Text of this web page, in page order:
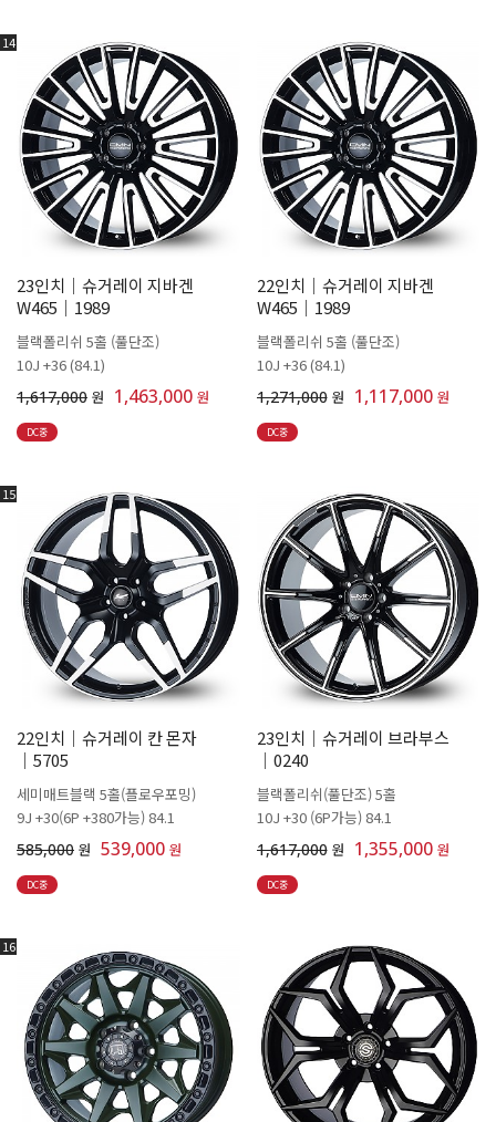
14
23인치│슈거레이 지바겐
W465│1989
블랙폴리쉬 5홀 (풀단조)
10J +36 (84.1)
1,617,000 원 1,463,000 원
DC중
22인치│슈거레이 지바겐
W465│1989
블랙폴리쉬 5홀 (풀단조)
10J +36 (84.1)
1,271,000 원 1,117,000 원
DC중
15
22인치│슈거레이 칸 몬자
│5705
세미매트블랙 5홀(플로우포밍)
9J +30(6P +380가능) 84.1
585,000 원 539,000 원
DC중
23인치│슈거레이 브라부스
│0240
블랙폴리쉬(풀단조) 5홀
10J +30 (6P가능) 84.1
1,617,000 원 1,355,000 원
DC중
16